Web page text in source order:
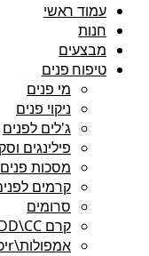
עמוד ראשי
חנות
מבצעים
טיפוח פנים
מי פנים
ניקוי פנים
ג'לים לפנים
פילינגים
מסכות פנים
קרמים
סרומים
קרם BB\DD\CC
אמפולות\rיכוזים